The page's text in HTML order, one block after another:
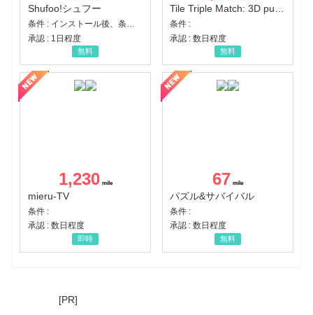
Shufoo!シュフー
条件 : インストール後、条件達成
承認 : 1日程度
無料
Tile Triple Match: 3D puzzle
条件 :
承認 : 数日程度
無料
1,230
mieru-TV
条件 :
承認 : 数日程度
即時
67
パズル&サバイバル
条件 :
承認 : 数日程度
無料
[PR]